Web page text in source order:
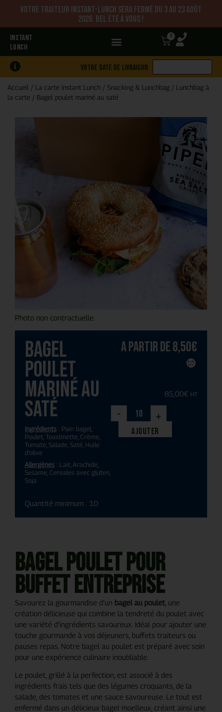
Votre traiteur Instant-Lunch sera fermé du 3 au 23 août
2026. Bel été à vous !
INSTANT
LUNCH
0
Votre date de livraison
Accueil / La carte Instant Lunch / Snacking & Lunchbag / Lunchbag à
la carte / Bagel poulet mariné au saté
Photo non contractuelle.
Bagel
poulet
mariné au
saté
Ingrédients : Pain bagel,
Poulet, Toastinette, Crème,
Tomate, Salade, Saté, Huile
d'olive
Allergènes : Lait, Arachide,
Sesame, Cereales avec gluten,
Soja
Quantité minimum : 10
A partir de8,50€
85,00€ HT
- +
Ajouter
Bagel poulet pour
buffet entreprise
Savourez la gourmandise d’un bagel au poulet , une
création délicieuse qui combine la tendreté du poulet avec
une variété d’ingrédients savoureux. Idéal pour ajouter une
touche gourmande à vos déjeuners, buffets traiteurs ou
pauses repas. Notre bagel au poulet est préparé avec soin
pour une expérience culinaire inoubliable.
Le poulet, grillé à la perfection, est associé à des
ingrédients frais tels que des légumes croquants, de la
salade, des tomates et une sauce savoureuse. Le tout est
enfermé dans un délicieux bagel moelleux, créant ainsi une